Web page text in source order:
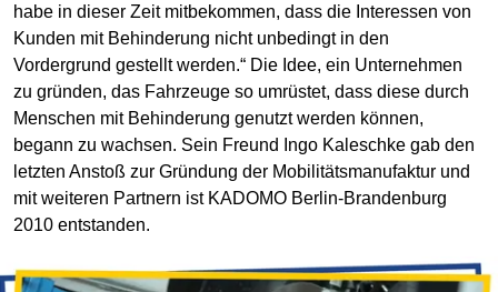
habe in dieser Zeit mitbekommen, dass die Interessen von
Kunden mit Behinderung nicht unbedingt in den
Vordergrund gestellt werden.“ Die Idee, ein Unternehmen
zu gründen, das Fahrzeuge so umrüstet, dass diese durch
Menschen mit Behinderung genutzt werden können,
begann zu wachsen. Sein Freund Ingo Kaleschke gab den
letzten Anstoß zur Gründung der Mobilitätsmanufaktur und
mit weiteren Partnern ist KADOMO Berlin-Brandenburg
2010 entstanden.